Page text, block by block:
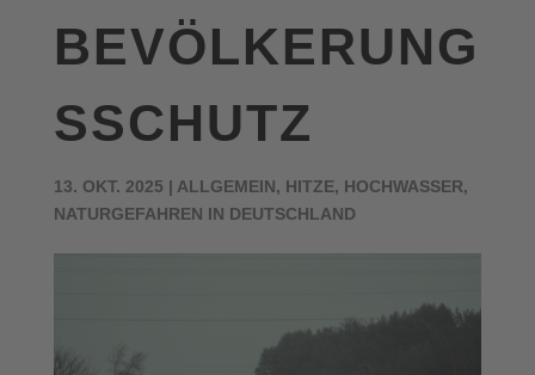
BEVÖLKERUNG
SSCHUTZ
13. OKT. 2025 | ALLGEMEIN, HITZE, HOCHWASSER,
NATURGEFAHREN IN DEUTSCHLAND